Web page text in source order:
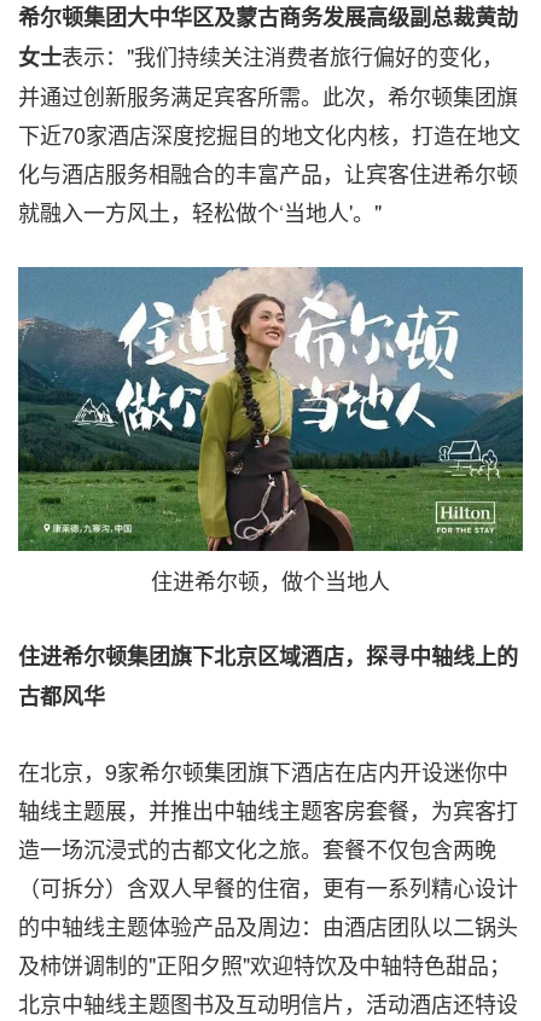
希尔顿集团大中华区及蒙古商务发展高级副总裁黄劼
女士表示："我们持续关注消费者旅行偏好的变化，
并通过创新服务满足宾客所需。此次，希尔顿集团旗
下近70家酒店深度挖掘目的地文化内核，打造在地文
化与酒店服务相融合的丰富产品，让宾客住进希尔顿
就融入一方风土，轻松做个‘当地人'。"
住进希尔顿，做个当地人
住进希尔顿集团旗下北京区域酒店，探寻中轴线上的
古都风华
在北京，9家希尔顿集团旗下酒店在店内开设迷你中
轴线主题展，并推出中轴线主题客房套餐，为宾客打
造一场沉浸式的古都文化之旅。套餐不仅包含两晚
（可拆分）含双人早餐的住宿，更有一系列精心设计
的中轴线主题体验产品及周边：由酒店团队以二锅头
及柿饼调制的"正阳夕照"欢迎特饮及中轴特色甜品；
北京中轴线主题图书及互动明信片，活动酒店还特设